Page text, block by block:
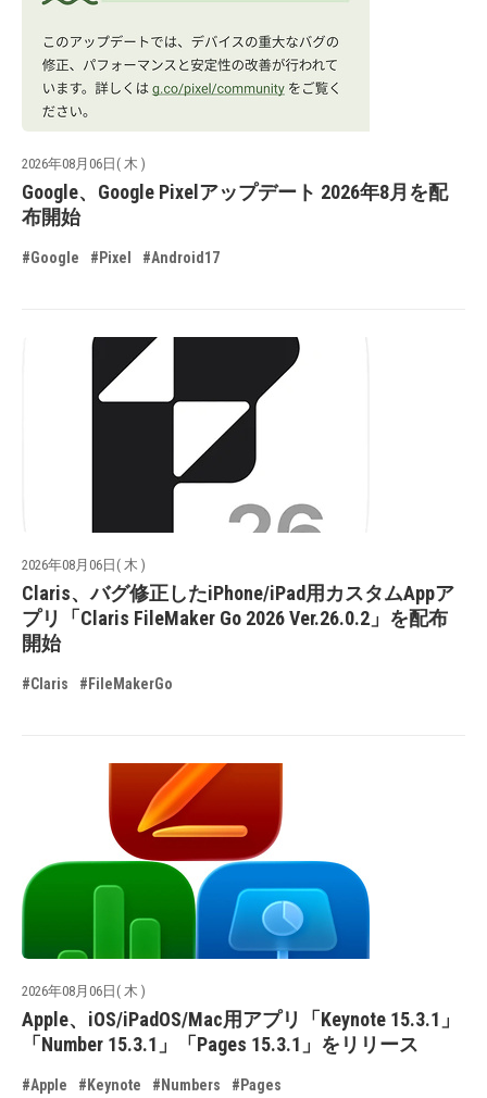
2026年08月06日( 木 )
Google、Google Pixelアップデート 2026年8月を配
布開始
#Google #Pixel #Android17
2026年08月06日( 木 )
Claris、バグ修正したiPhone/iPad用カスタムAppア
プリ「Claris FileMaker Go 2026 Ver.26.0.2」を配布
開始
#Claris #FileMakerGo
2026年08月06日( 木 )
Apple、iOS/iPadOS/Mac用アプリ「Keynote 15.3.1」
「Number 15.3.1」「Pages 15.3.1」をリリース
#Apple #Keynote #Numbers #Pages